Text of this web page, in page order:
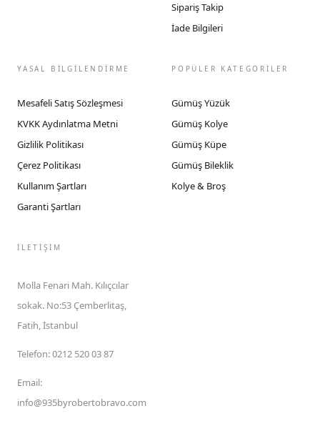
Sipariş Takip
İade Bilgileri
YASAL BİLGİLENDİRME
Mesafeli Satış Sözleşmesi
KVKK Aydınlatma Metni
Gizlilik Politikası
Çerez Politikası
Kullanım Şartları
Garanti Şartları
POPÜLER KATEGORİLER
Gümüş Yüzük
Gümüş Kolye
Gümüş Küpe
Gümüş Bileklik
Kolye & Broş
İLETIŞIM
Molla Fenari Mah. Kılıçcılar
sokak. No:53 Çemberlitaş,
Fatih, İstanbul
Telefon:0212 520 03 87
Email:
info@935byrobertobravo.com